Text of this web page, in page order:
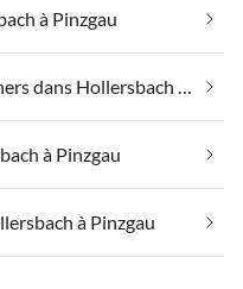
à Pinzgau
Appartements de vacances pas chers dans Hollersbach à Pinzgau
à Pinzgau
à Pinzgau